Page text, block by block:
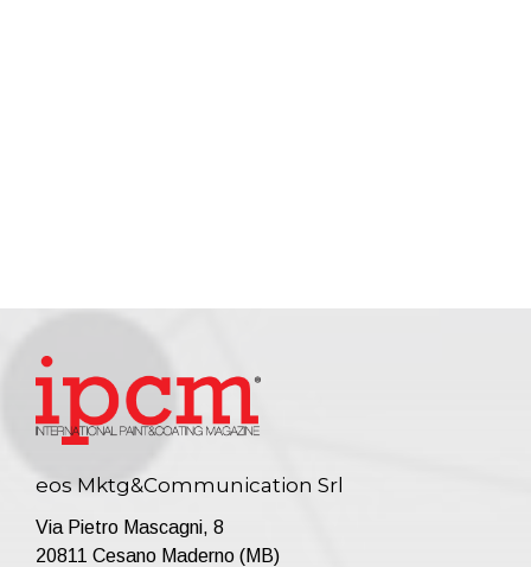
eos Mktg&Communication Srl
Via Pietro Mascagni, 8
20811 Cesano Maderno (MB)